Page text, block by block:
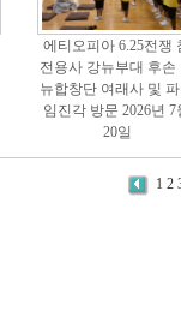
에티오피아 6.25전쟁
전용사 강뉴부대 후손
뉴합창단 여래사 및
임진각 방문 2026년 7
20일
1 2